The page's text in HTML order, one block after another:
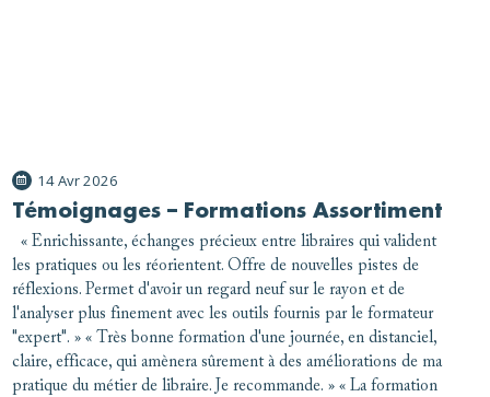
14 Avr 2026
Témoignages – Formations Assortiment
« Enrichissante, échanges précieux entre libraires qui valident
les pratiques ou les réorientent. Offre de nouvelles pistes de
réflexions. Permet d'avoir un regard neuf sur le rayon et de
l'analyser plus finement avec les outils fournis par le formateur
"expert". » « Très bonne formation d'une journée, en distanciel,
claire, efficace, qui amènera sûrement à des améliorations de ma
pratique du métier de libraire. Je recommande. » « La formation